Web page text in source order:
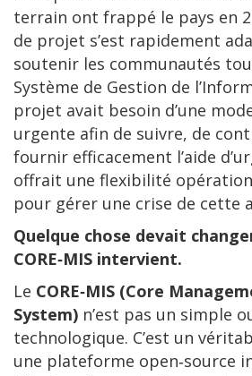
terrain ont frappé le pays en
de projet s’est rapidement
soutenir les communautés
Système de Gestion de
projet avait besoin d’une
urgente afin de suivre, de
fournir efficacement l’aide
offrait une flexibilité
pour gérer une crise de cette
Quelque chose devait
CORE‑MIS intervient.
Le CORE‑MIS (Core
System) n’est pas un simple
technologique. C’est un
une plateforme open‑source